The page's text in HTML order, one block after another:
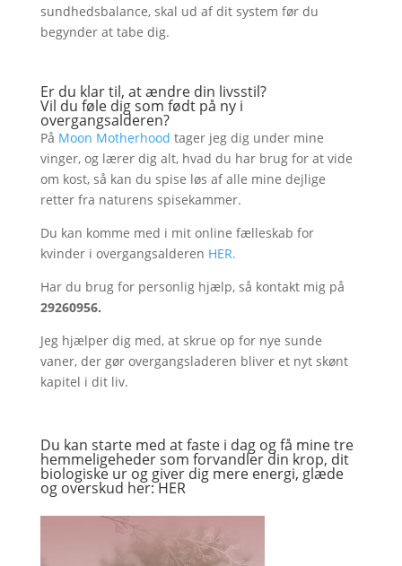
sundhedsbalance, skal ud af dit system før du
begynder at tabe dig.
Er du klar til, at ændre din livsstil?
Vil du føle dig som født på ny i
overgangsalderen?
På Moon Motherhood tagerjeg dig under mine
vinger, og lærer dig alt, hvad du har brug for at vide
om kost, så kan du spise løs af alle mine dejlige
retter fra naturens spisekammer.
Du kan komme med i mit online fælleskab for
kvinder i overgangsalderen HER.
Har du brug for personlig hjælp, så kontakt mig på
29260956.
Jeg hjælper dig med, at skrue op for nye sunde
vaner, der gør overgangsladeren bliver et nyt skønt
kapitel i dit liv.
Du kan starte med at faste i dag og få mine tre
hemmeligeheder som forvandler din krop, dit
biologiske ur og giver dig mere energi, glæde
og overskud her:HER